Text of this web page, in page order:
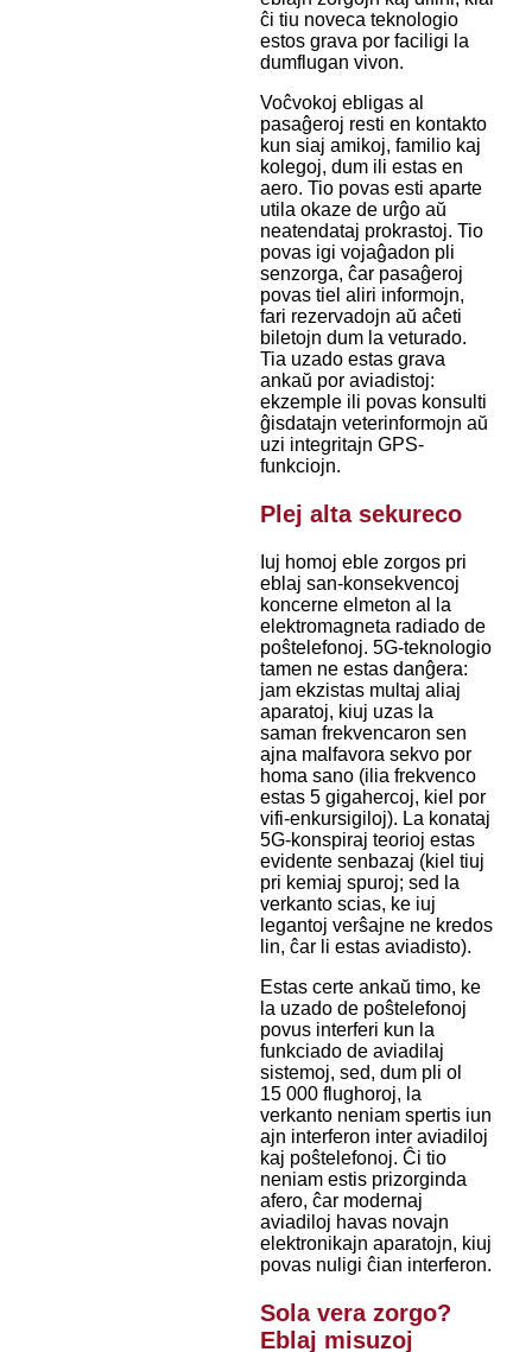
ĉi tiu noveca teknologio
estos grava por faciligi la
dumflugan vivon.
Voĉvokoj ebligas al
pasaĝeroj resti en kontakto
kun siaj amikoj, familio kaj
kolegoj, dum ili estas en
aero. Tio povas esti aparte
utila okaze de urĝo aŭ
neatendataj prokrastoj. Tio
povas igi vojaĝadon pli
senzorga, ĉar pasaĝeroj
povas tiel aliri informojn,
fari rezervadojn aŭ aĉeti
biletojn dum la veturado.
Tia uzado estas grava
ankaŭ por aviadistoj:
ekzemple ili povas konsulti
ĝisdatajn veterinformojn aŭ
uzi integritajn GPS-
funkciojn.
Plej alta sekureco
Iuj homoj eble zorgos pri
eblaj san-konsekvencoj
koncerne elmeton al la
elektromagneta radiado de
poŝtelefonoj. 5G-teknologio
tamen ne estas danĝera:
jam ekzistas multaj aliaj
aparatoj, kiuj uzas la
saman frekvencaron sen
ajna malfavora sekvo por
homa sano (ilia frekvenco
estas 5 gigahercoj, kiel por
vifi-enkursigiloj). La konataj
5G-konspiraj teorioj estas
evidente senbazaj (kiel tiuj
pri kemiaj spuroj; sed la
verkanto scias, ke iuj
legantoj verŝajne ne kredos
lin, ĉar li estas aviadisto).
Estas certe ankaŭ timo, ke
la uzado de poŝtelefonoj
povus interferi kun la
funkciado de aviadilaj
sistemoj, sed, dum pli ol
15 000 flughoroj, la
verkanto neniam spertis iun
ajn interferon inter aviadiloj
kaj poŝtelefonoj. Ĉi tio
neniam estis prizorginda
afero, ĉar modernaj
aviadiloj havas novajn
elektronikajn aparatojn, kiuj
povas nuligi ĉian interferon.
Sola vera zorgo?
Eblaj misuzoj